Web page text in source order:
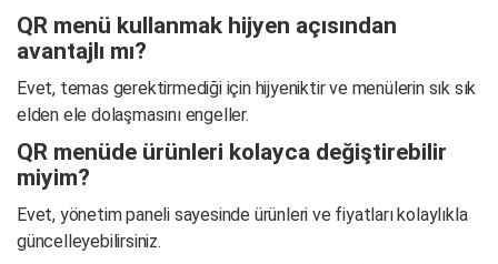
QR menü kullanmak hijyen açısından
avantajlı mı?
Evet, temas gerektirmediği için hijyeniktir ve menülerin sık sık
elden ele dolaşmasını engeller.
QR menüde ürünleri kolayca değiştirebilir
miyim?
Evet, yönetim paneli sayesinde ürünleri ve fiyatları kolaylıkla
güncelleyebilirsiniz.